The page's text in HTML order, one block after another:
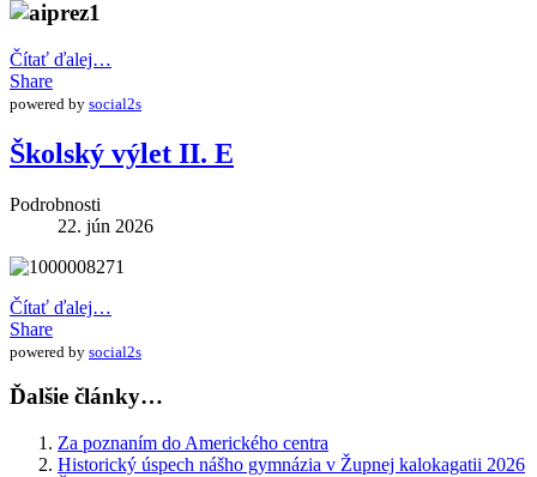
Čítať ďalej…
Share
powered by social2s
Školský výlet II. E
Podrobnosti
22. jún 2026
Čítať ďalej…
Share
powered by social2s
Ďalšie články…
Za poznaním do Amerického centra
Historický úspech nášho gymnázia v Župnej kalokagatii 2026